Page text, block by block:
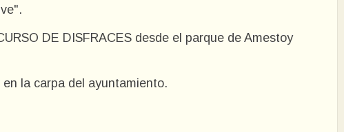
DE DISFRACES desde el parque de Amestoy
la carpa del ayuntamiento.